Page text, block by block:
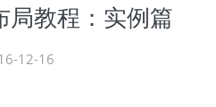
局教程：实例篇
12-16